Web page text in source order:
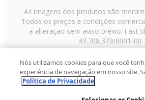
As imagens dos produtos são
Todos os preços e condições
a alteração sem aviso prévio. Fast
43.708.379/0001-00
Paulo/SP, CEP 02029-001, Telefone:
2013 Fast Shop - Todos os direitos
Nós utilizamos cookies para que você
experiência de navegação em nosso site.
Política de Privacidade